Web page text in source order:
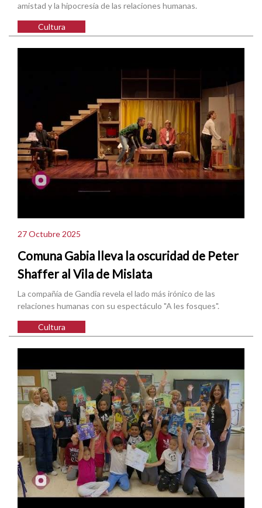
amistad y la hipocresía de las relaciones humanas.
Cultura
27 Octubre 2025
Comuna Gabia lleva la oscuridad de Peter
Shaffer al Vila de Mislata
La compañía de Gandia revela el lado más irónico de las
relaciones humanas con su espectáculo "A les fosques".
Cultura